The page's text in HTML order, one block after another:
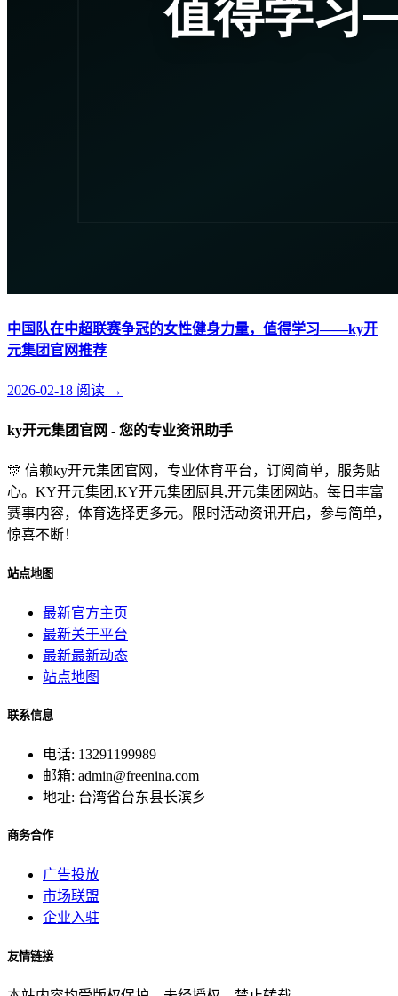
中国队在中超联赛争冠的女性健身力量，值得学习——ky开
元集团官网推荐
2026-02-18 阅读 →
ky开元集团官网 - 您的专业资讯助手
🎊 信赖ky开元集团官网，专业体育平台，订阅简单，服务贴
心。KY开元集团,KY开元集团厨具,开元集团网站。每日丰富
赛事内容，体育选择更多元。限时活动资讯开启，参与简单，
惊喜不断！
站点地图
最新官方主页
最新关于平台
最新最新动态
站点地图
联系信息
电话: 13291199989
邮箱: admin@freenina.com
地址: 台湾省台东县长滨乡
商务合作
广告投放
市场联盟
企业入驻
友情链接